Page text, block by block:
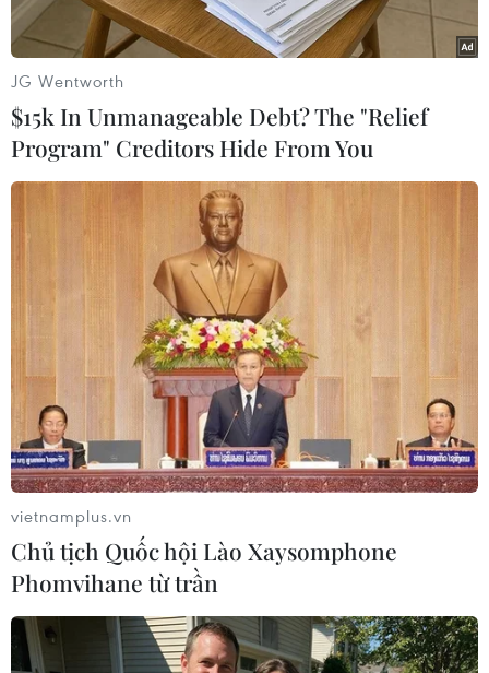
Một công ty sản xuất giầy ở Thanh Hóa
cháy lớn trong đêm Giao thừa
29/01/2025 08:55
Ngay trước Giao thừa, ngọn lửa bất ngờ bùng phát từ
kho liệu (chứa đế giầy đã gia công) của công ty, sau đó
nhanh chóng bao trùm và thiêu rụi toàn bộ khu nhà kho,
ước tính thiệt hại nhiều tỷ đồng.
JG Wentworth
$15k In Unmanageable Debt? The "Relief
Program" Creditors Hide From You
vietnamplus.vn
Chủ tịch Quốc hội Lào Xaysomphone
Phomvihane từ trần